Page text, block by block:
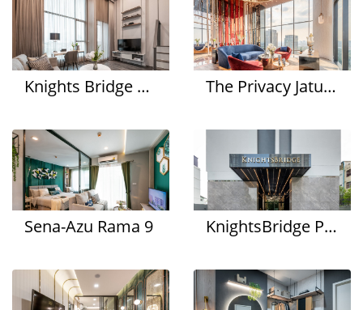
Knights Bridge Space Rama 9 The Privacy Jatujak
Sena-Azu Rama 9 KnightsBridge Prime Onnut